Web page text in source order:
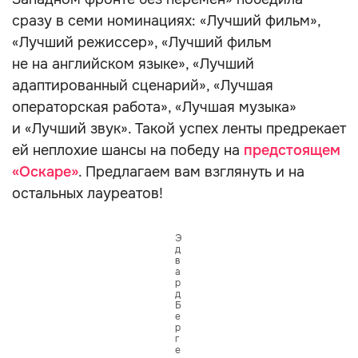
сразу в семи номинациях: «Лучший фильм»,
«Лучший режиссер», «Лучший фильм
не на английском языке», «Лучший
адаптированный сценарий», «Лучшая
операторская работа», «Лучшая музыка»
и «Лучший звук». Такой успех ленты предрекает
ей неплохие шансы на победу на предстоящем
«Оскаре». Предлагаем вам взглянуть и на
остальных лауреатов!
Э
д
в
а
р
д
Б
е
р
г
е